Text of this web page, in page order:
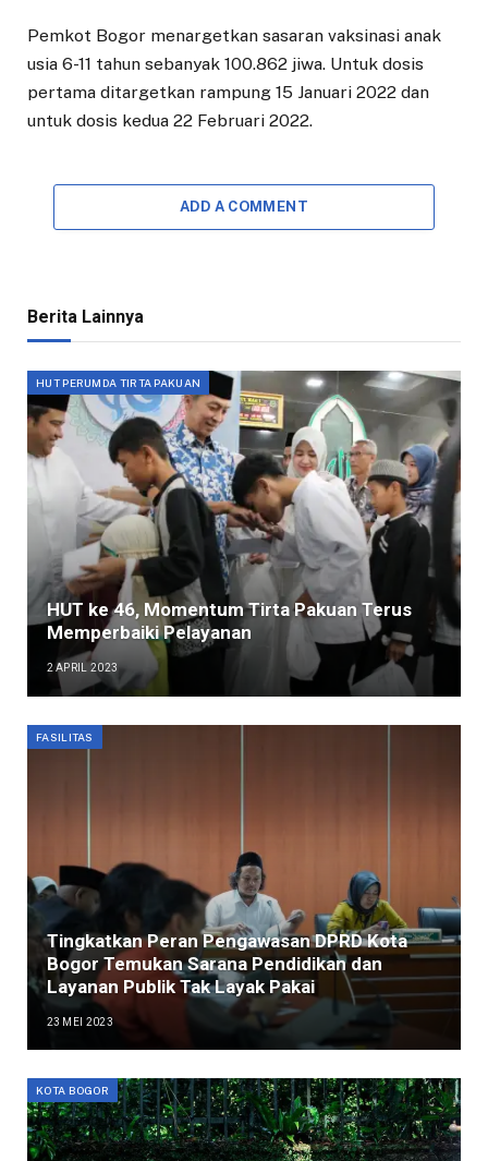
Pemkot Bogor menargetkan sasaran vaksinasi anak
usia 6-11 tahun sebanyak 100.862 jiwa. Untuk dosis
pertama ditargetkan rampung 15 Januari 2022 dan
untuk dosis kedua 22 Februari 2022.
ADD A COMMENT
Berita Lainnya
HUT PERUMDA TIRTA PAKUAN
HUT ke 46, Momentum Tirta Pakuan Terus
Memperbaiki Pelayanan
2 APRIL 2023
FASILITAS
Tingkatkan Peran Pengawasan DPRD Kota
Bogor Temukan Sarana Pendidikan dan
Layanan Publik Tak Layak Pakai
23 MEI 2023
KOTA BOGOR